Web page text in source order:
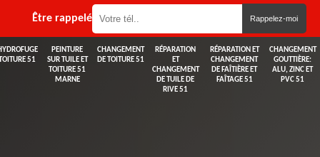
Être rappelé
51
PEINTURE
SUR TUILE ET
TOITURE 51
MARNE
CHANGEMENT
DE TOITURE 51
RÉPARATION
ET
CHANGEMENT
DE TUILE DE
RIVE 51
RÉPARATION ET
CHANGEMENT
DE FAÎTIÈRE ET
FAÎTAGE 51
CHANGEMENT
GOUTTIÈRE:
ALU, ZINC ET
PVC 51